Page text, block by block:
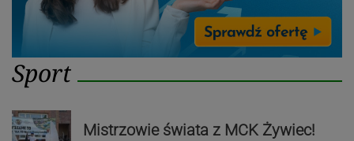
Sport
Mistrzowie świata z MCK Żywiec!